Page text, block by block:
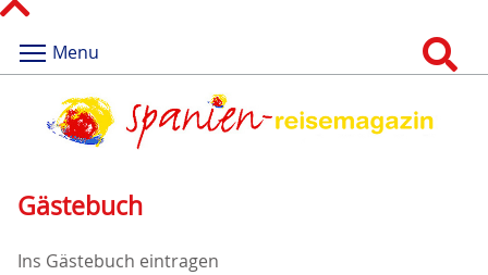
Menu
Gästebuch
Ins Gästebuch eintragen